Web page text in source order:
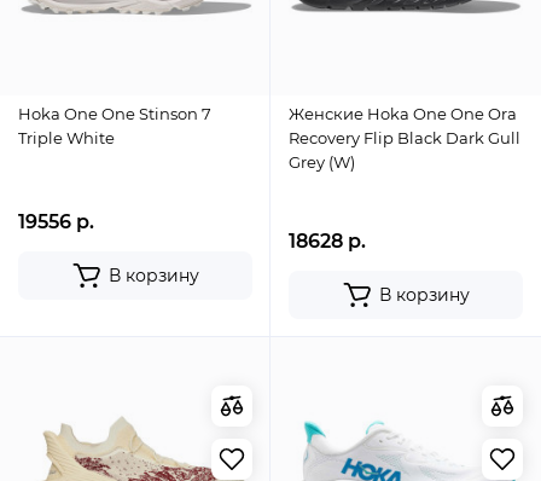
Hoka One One Stinson 7
Triple White
19556 р.
В корзину
Женские Hoka One One Ora
Recovery Flip Black Dark Gull
Grey (W)
18628 р.
В корзину